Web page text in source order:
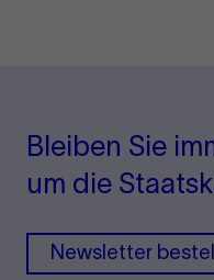
Bleiben Sie
um die
Newsletter